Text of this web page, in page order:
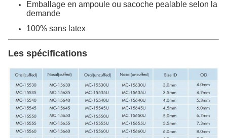
Emballage en ampoule ou sacoche pealable selon la
demande
100% sans latex
Les spécifications